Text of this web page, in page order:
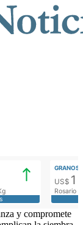
GRANOS
US$
Rosario
y compromete